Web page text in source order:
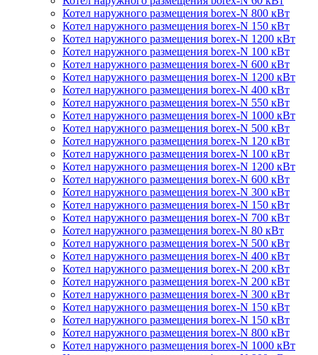
Котел наружного размещения borex-N 800 кВт
Котел наружного размещения borex-N 150 кВт
Котел наружного размещения borex-N 1200 кВт
Котел наружного размещения borex-N 100 кВт
Котел наружного размещения borex-N 600 кВт
Котел наружного размещения borex-N 1200 кВт
Котел наружного размещения borex-N 400 кВт
Котел наружного размещения borex-N 550 кВт
Котел наружного размещения borex-N 1000 кВт
Котел наружного размещения borex-N 500 кВт
Котел наружного размещения borex-N 120 кВт
Котел наружного размещения borex-N 100 кВт
Котел наружного размещения borex-N 1200 кВт
Котел наружного размещения borex-N 600 кВт
Котел наружного размещения borex-N 300 кВт
Котел наружного размещения borex-N 150 кВт
Котел наружного размещения borex-N 700 кВт
Котел наружного размещения borex-N 80 кВт
Котел наружного размещения borex-N 500 кВт
Котел наружного размещения borex-N 400 кВт
Котел наружного размещения borex-N 200 кВт
Котел наружного размещения borex-N 200 кВт
Котел наружного размещения borex-N 300 кВт
Котел наружного размещения borex-N 150 кВт
Котел наружного размещения borex-N 150 кВт
Котел наружного размещения borex-N 800 кВт
Котел наружного размещения borex-N 1000 кВт